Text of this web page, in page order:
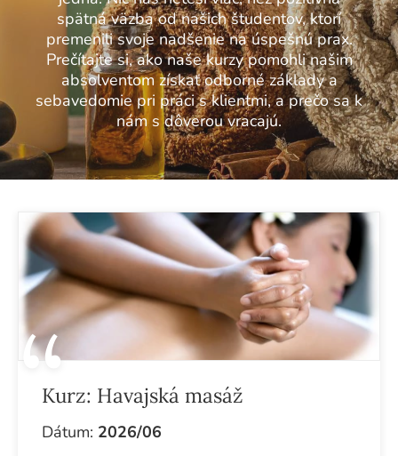
spätná väzba od našich študentov, ktorí
premenili svoje nadšenie na úspešnú prax.
Prečítajte si, ako naše kurzy pomohli našim
absolventom získať odborné základy a
sebavedomie pri práci s klientmi, a prečo sa k
nám s dôverou vracajú.
Kurz: Havajská masáž
Dátum: 2026/06